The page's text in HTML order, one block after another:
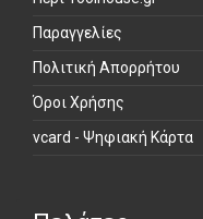
Περί Toolhouse.gr
Παραγγελίες
Πολιτική Απορρήτου
Όροι Χρήσης
vcard - Ψηφιακή Κάρτα